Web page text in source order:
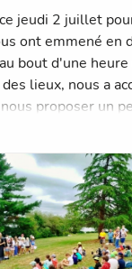
jeudi 2 juillet
ont emmené en
bout d'une
lieux, nous a
proposer un
leur repas.
qui
de Gournava leur
au travail pour